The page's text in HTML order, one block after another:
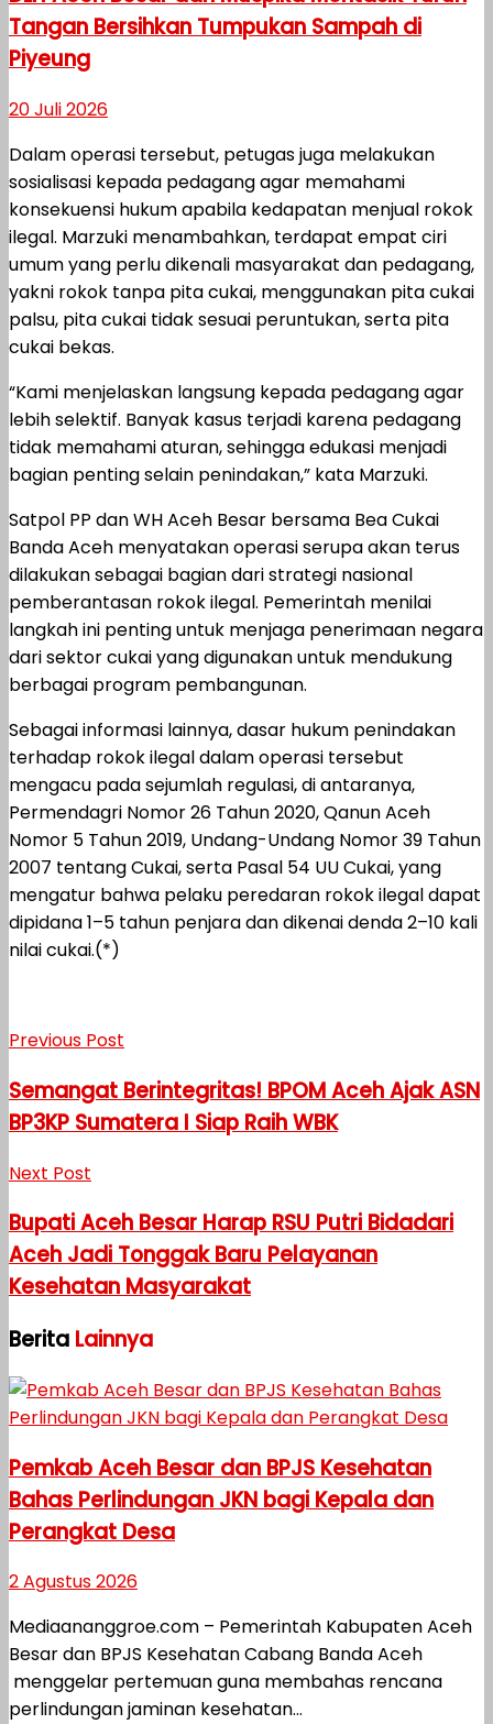
Tangan Bersihkan Tumpukan Sampah di
Piyeung
20 Juli 2026
Dalam operasi tersebut, petugas juga melakukan
sosialisasi kepada pedagang agar memahami
konsekuensi hukum apabila kedapatan menjual rokok
ilegal. Marzuki menambahkan, terdapat empat ciri
umum yang perlu dikenali masyarakat dan pedagang,
yakni rokok tanpa pita cukai, menggunakan pita cukai
palsu, pita cukai tidak sesuai peruntukan, serta pita
cukai bekas.
“Kami menjelaskan langsung kepada pedagang agar
lebih selektif. Banyak kasus terjadi karena pedagang
tidak memahami aturan, sehingga edukasi menjadi
bagian penting selain penindakan,” kata Marzuki.
Satpol PP dan WH Aceh Besar bersama Bea Cukai
Banda Aceh menyatakan operasi serupa akan terus
dilakukan sebagai bagian dari strategi nasional
pemberantasan rokok ilegal. Pemerintah menilai
langkah ini penting untuk menjaga penerimaan negara
dari sektor cukai yang digunakan untuk mendukung
berbagai program pembangunan.
Sebagai informasi lainnya, dasar hukum penindakan
terhadap rokok ilegal dalam operasi tersebut
mengacu pada sejumlah regulasi, di antaranya,
Permendagri Nomor 26 Tahun 2020, Qanun Aceh
Nomor 5 Tahun 2019, Undang-Undang Nomor 39 Tahun
2007 tentang Cukai, serta Pasal 54 UU Cukai, yang
mengatur bahwa pelaku peredaran rokok ilegal dapat
dipidana 1–5 tahun penjara dan dikenai denda 2–10 kali
nilai cukai.(*)
Previous Post
Semangat Berintegritas! BPOM Aceh Ajak ASN
BP3KP Sumatera I Siap Raih WBK
Next Post
Bupati Aceh Besar Harap RSU Putri Bidadari
Aceh Jadi Tonggak Baru Pelayanan
Kesehatan Masyarakat
Berita Lainnya
Pemkab Aceh Besar dan BPJS Kesehatan
Bahas Perlindungan JKN bagi Kepala dan
Perangkat Desa
2 Agustus 2026
Mediaananggroe.com – Pemerintah Kabupaten Aceh
Besar dan BPJS Kesehatan Cabang Banda Aceh
menggelar pertemuan guna membahas rencana
perlindungan jaminan kesehatan...